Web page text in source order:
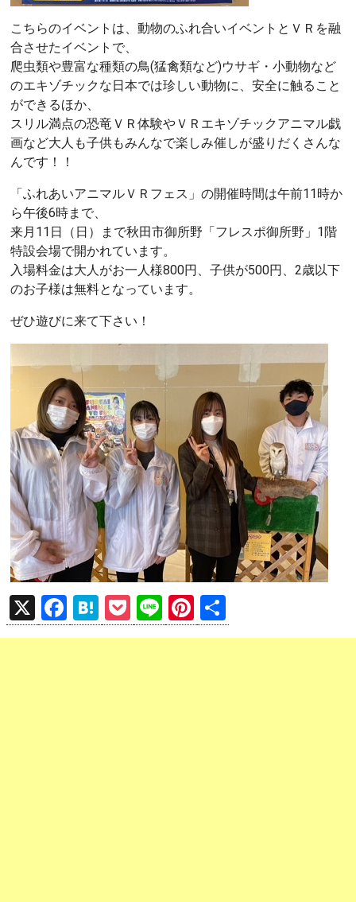
こちらのイベントは、動物のふれ合いイベントとＶＲを融
合させたイベントで、
爬虫類や豊富な種類の鳥(猛禽類など)ウサギ・小動物など
のエキゾチックな日本では珍しい動物に、安全に触ること
ができるほか、
スリル満点の恐竜ＶＲ体験やＶＲエキゾチックアニマル戯
画など大人も子供もみんなで楽しみ催しが盛りだくさんな
んです！！
「ふれあいアニマルＶＲフェス」の開催時間は午前11時か
ら午後6時まで、
来月11日（日）まで秋田市御所野「フレスポ御所野」1階
特設会場で開かれています。
入場料金は大人がお一人様800円、子供が500円、2歳以下
のお子様は無料となっています。
ぜひ遊びに来て下さい！
X
F
a
H
at
P
o
Li
n
Pi
nt 有